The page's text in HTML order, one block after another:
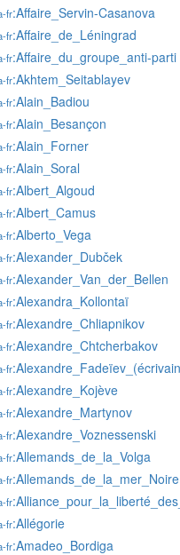
fr:Affaire_Servin-Casanova
fr:Affaire_de_Léningrad
fr:Affaire_du_groupe_anti-parti
fr:Akhtem_Seitablayev
fr:Alain_Badiou
fr:Alain_Besançon
fr:Alain_Forner
fr:Alain_Soral
fr:Albert_Algoud
fr:Albert_Camus
fr:Alberto_Vega
fr:Alexander_Dubček
fr:Alexander_Van_der_Bellen
fr:Alexandra_Kollontaï
fr:Alexandre_Chliapnikov
fr:Alexandre_Chtcherbakov
fr
fr:Alexandre_Kojève
fr:Alexandre_Martynov
fr:Alexandre_Voznessenski
fr:Allemands_de_la_Volga
fr:Allemands_de_la_mer_Noire
fr
fr:Allégorie
fr:Amadeo_Bordiga